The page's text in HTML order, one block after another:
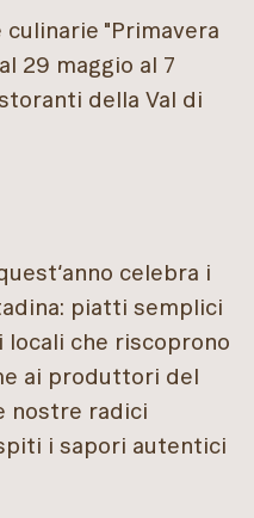
"Primavera
29 maggio al 7
della Val di
celebra i
piatti semplici
che riscoprono
ai produttori del
nostre radici
i sapori autentici